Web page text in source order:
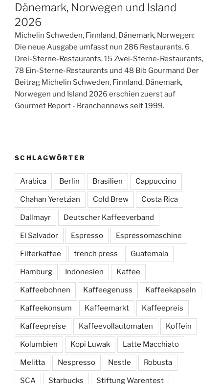
Dänemark, Norwegen und Island
2026
Michelin Schweden, Finnland, Dänemark, Norwegen:
Die neue Ausgabe umfasst nun 286 Restaurants. 6
Drei-Sterne-Restaurants, 15 Zwei-Sterne-Restaurants,
78 Ein-Sterne-Restaurants und 48 Bib Gourmand Der
Beitrag Michelin Schweden, Finnland, Dänemark,
Norwegen und Island 2026 erschien zuerst auf
Gourmet Report - Branchennews seit 1999.
SCHLAGWÖRTER
Arabica Berlin Brasilien Cappuccino
Chahan Yeretzian Cold Brew Costa Rica
Dallmayr Deutscher Kaffeeverband
El Salvador Espresso Espressomaschine
Filterkaffee french press Guatemala
Hamburg Indonesien Kaffee
Kaffeebohnen Kaffeegenuss Kaffeekapseln
Kaffeekonsum Kaffeemarkt Kaffeepreis
Kaffeepreise Kaffeevollautomaten Koffein
Kolumbien Kopi Luwak Latte Macchiato
Melitta Nespresso Nestle Robusta
SCA Starbucks Stiftung Warentest